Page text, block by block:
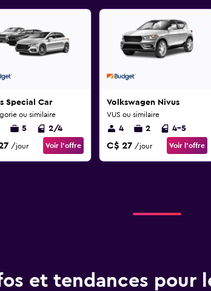
Special Car
ou similaire
5 2/4
/jour Voir l’offre
Volkswagen Nivus
VUS ou similaire
4 2 4-5
C$ 27 /jour Voir l’offre
et tendances pour